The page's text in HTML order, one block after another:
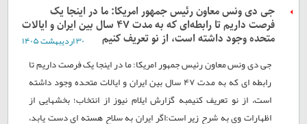
جی دی ونس معاون رئیس جمهور امریکا: ما در اینجا یک
فرصت داریم تا رابطه‌ای که به مدت ۴۷ سال بین ایران و ایالات
متحده وجود داشته است، از نو تعریف کنیم ۳۰ ارديبهشت ۱۴۰۵
جی دی ونس معاون رئیس جمهور امریکا: ما در اینجا یک فرصت داریم تا
رابطه ای که به مدت ۴۷ سال بین ایران و ایالات متحده وجود داشته
است، از نو تعریف کنیمبه گزارش ایلام نیوز از انتخاب؛ بخشهایی از
اظهارات وی به شرح زیر است:اگر ایران به سلاح هسته ای دست یابد،